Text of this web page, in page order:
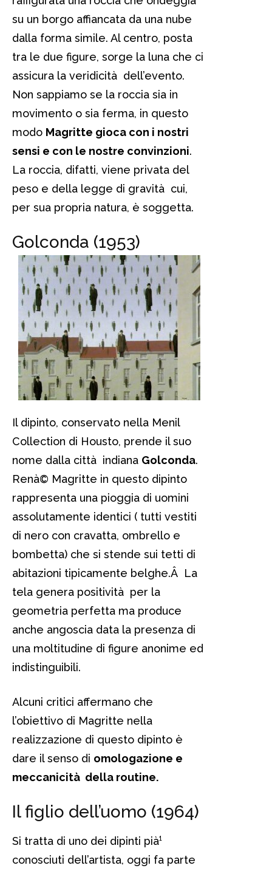
su un borgo affiancata da una nube
dalla forma simile. Al centro, posta
tra le due figure, sorge la luna che ci
assicura la veridicità dell’evento.
Non sappiamo se la roccia sia in
movimento o sia ferma, in questo
modo Magritte gioca con i nostri
sensi e con le nostre convinzioni.
La roccia, difatti, viene privata del
peso e della legge di gravità cui,
per sua propria natura, è soggetta.
Golconda (1953)
Il dipinto, conservato nella Menil
Collection di Housto, prende il suo
nome dalla città indiana Golconda.
Renà© Magritte in questo dipinto
rappresenta una pioggia di uomini
assolutamente identici ( tutti vestiti
di nero con cravatta, ombrello e
bombetta) che si stende sui tetti di
abitazioni tipicamente belghe.Â La
tela genera positività per la
geometria perfetta ma produce
anche angoscia data la presenza di
una moltitudine di figure anonime ed
indistinguibili.
Alcuni critici affermano che
l’obiettivo di Magritte nella
realizzazione di questo dipinto è
dare il senso di omologazione e
meccanicità della routine.
Il figlio dell’uomo (1964)
Si tratta di uno dei dipinti pià¹
conosciuti dell’artista, oggi fa parte